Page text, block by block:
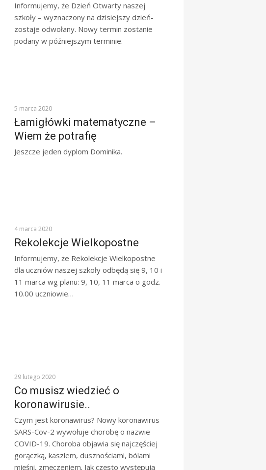
Informujemy, że Dzień Otwarty naszej
szkoły – wyznaczony na dzisiejszy dzień-
zostaje odwołany. Nowy termin zostanie
podany w późniejszym terminie.
SUKCESY
5 marca 2020
Łamigłówki matematyczne –
Wiem że potrafię
Jeszcze jeden dyplom Dominika.
Z ŻYCIA SZKOŁY
4 marca 2020
Rekolekcje Wielkopostne
Informujemy, że Rekolekcje Wielkopostne
dla uczniów naszej szkoły odbędą się 9, 10 i
11 marca wg planu: 9, 10, 11 marca o godz.
10.00 uczniowie…
Z ŻYCIA SZKOŁY
29 lutego 2020
Co musisz wiedzieć o
koronawirusie..
Czym jest koronawirus? Nowy koronawirus
SARS-Cov-2 wywołuje chorobę o nazwie
COVID-19. Choroba objawia się najczęściej
gorączką, kaszlem, dusznościami, bólami
mięśni, zmęczeniem. Jak często występują